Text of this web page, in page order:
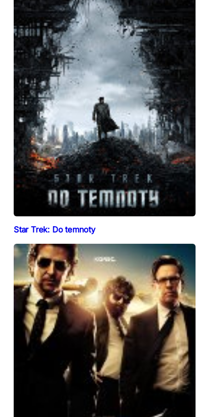
Star Trek: Do temnoty